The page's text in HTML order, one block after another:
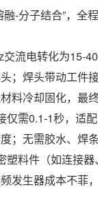
-分子结合”，
流电转化为15-
；焊头带动工
料冷却固化，最
仅需0.1-1秒，适
；无需胶水、焊
塑料件（如连接
发生器成本不菲